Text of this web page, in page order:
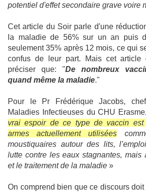
potentiel d'effet secondaire grave voire
Cet article du Soir parle d'une
la maladie de 56% sur un an puis
seulement 35% après 12 mois, ce qui
confus de leur part.
Mais cet
préciser que: "De nombreux
quand même la maladie."
Pour le Pr Frédérique Jacobs,
Maladies Infectieuses du CHU
vrai espoir de ce type de vaccin est
armes actuellement utilisées
moustiquaires autour des lits,
lutte contre les eaux stagnantes, mais
et le traitement de la maladie »
On comprend bien que ce discours